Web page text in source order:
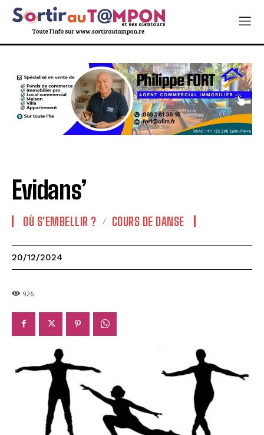
Evidans’
OÙ S'EMBELLIR ? COURS DE DANSE
20/12/2024
926